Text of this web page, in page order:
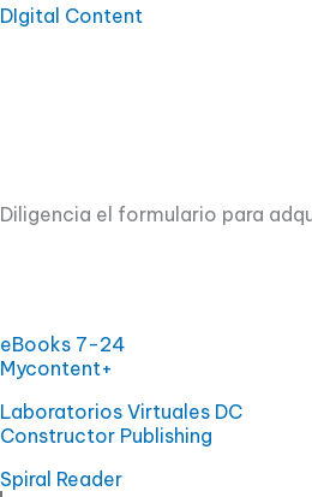
Ir
DIgital Content
Diligencia el formulario para
eBooks 7-24
Mycontent+
Laboratorios Virtuales DC
Constructor Publishing
Spiral Reader